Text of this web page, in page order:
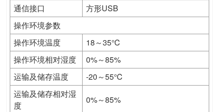
通信接口
方形USB
操作环境参数
操作环境温度
18～35℃
操作环境相对湿度
0%～85%
运输及储存温度
-20～55℃
运输及储存相对湿
度
0%～85%